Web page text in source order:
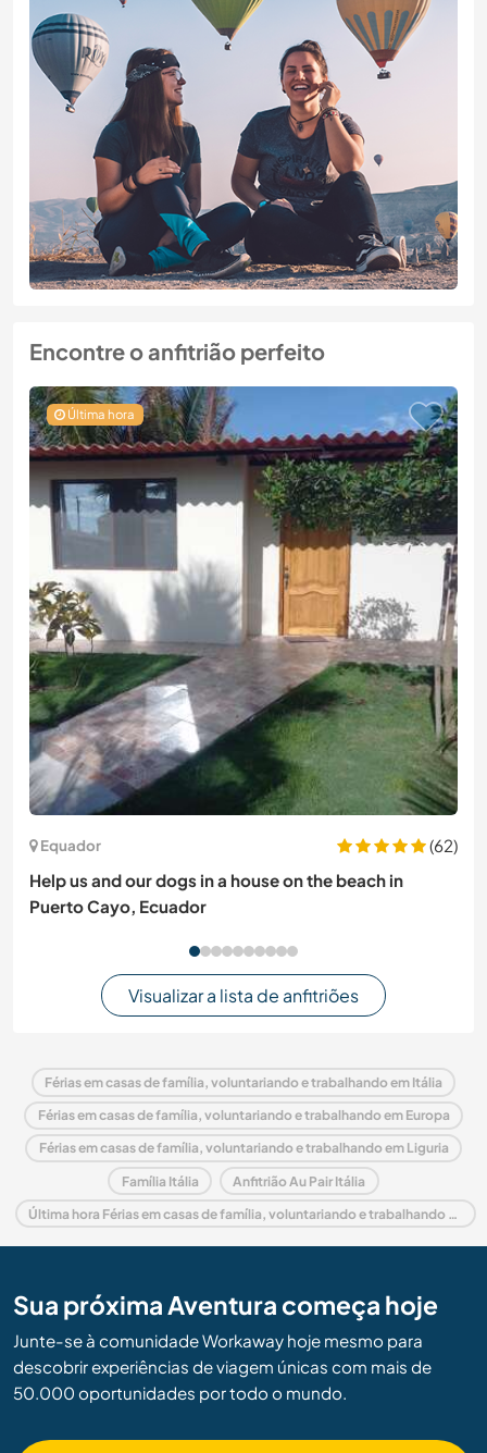
Encontre o anfitrião perfeito
Última hora
Equador
(62)
Help us and our dogs in a house on the beach in
Puerto Cayo, Ecuador
Visualizar a lista de anfitriões
Férias em casas de família, voluntariando e trabalhando em Itália
Férias em casas de família, voluntariando e trabalhando em Europa
Férias em casas de família, voluntariando e trabalhando em Liguria
Família Itália Anfitrião Au Pair Itália
Última hora Férias em casas de família, voluntariando e trabalhando em Itália
Sua próxima Aventura começa hoje
Junte-se à comunidade Workaway hoje mesmo para
descobrir experiências de viagem únicas com mais de
50.000 oportunidades por todo o mundo.